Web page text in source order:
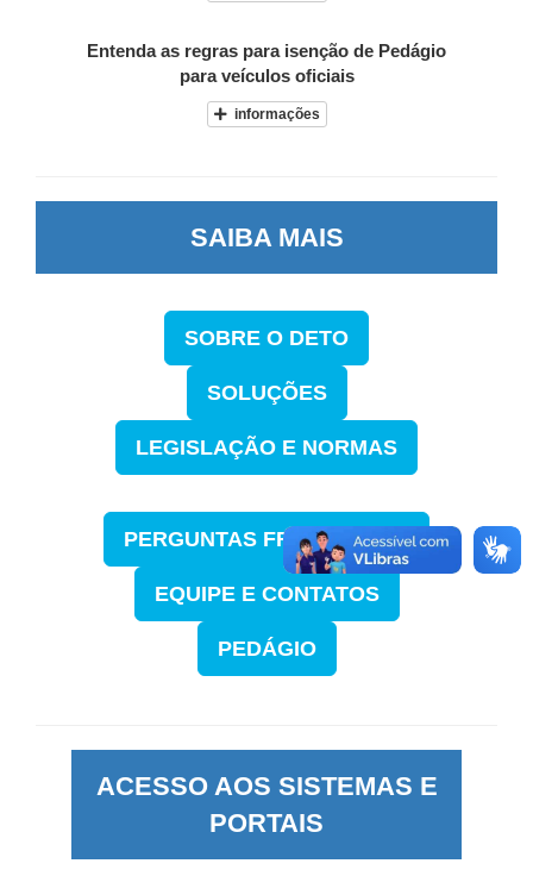
Entenda as regras para isenção de Pedágio
para veículos oficiais
informações
SAIBA MAIS
SOBRE O DETO
SOLUÇÕES
LEGISLAÇÃO E NORMAS
PERGUNTAS FREQUENTES
EQUIPE E CONTATOS
PEDÁGIO
ACESSO AOS SISTEMAS E
PORTAIS